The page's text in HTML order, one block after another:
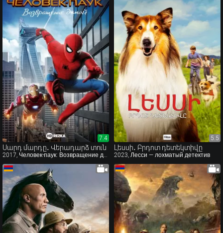
7.4
7.4
Սարդ մարդը․ Վերադարձ տուն
2017, Человек-паук: Возвращение домой
5.5
5.5
Լեսսի․ Բրդոտ դետեկտիվը
2023, Лесси — лохматый детектив